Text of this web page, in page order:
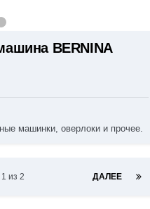
BERNINA
машинки, оверлоки и прочее.
ДАЛЕЕ
из 2